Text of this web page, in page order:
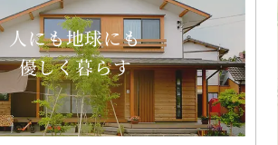
人にも地球にも
優しく暮らす